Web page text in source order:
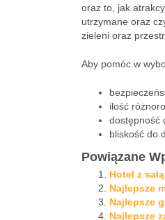
oraz to, jak
utrzymane oraz
zieleni oraz
Aby pomóc w
ilość
dostępność
bliskość do
Powiązane
Hotel z
Najlepsze
Najlepsze
Najlepsze